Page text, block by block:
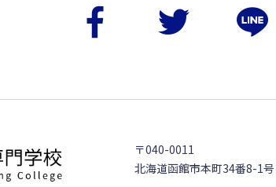
〒040-0011
北海道函館市本町34番8-1号